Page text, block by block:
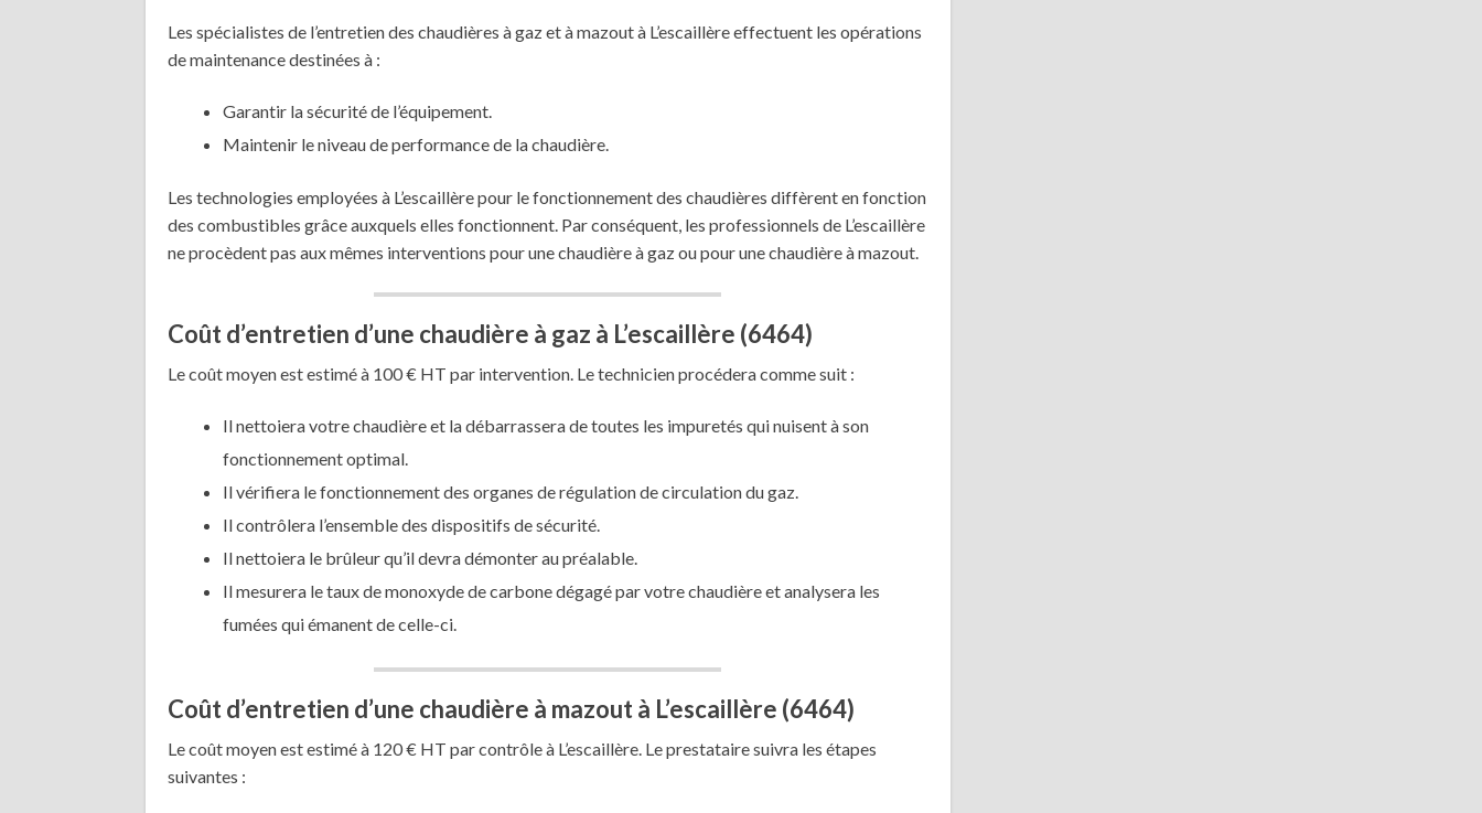
Les spécialistes de l’entretien des chaudières à gaz et à mazout à L’escaillère effectuent les opérations
de maintenance destinées à :
Garantir la sécurité de l’équipement.
Maintenir le niveau de performance de la chaudière.
Les technologies employées à L’escaillère pour le fonctionnement des chaudières diffèrent en fonction
des combustibles grâce auxquels elles fonctionnent. Par conséquent, les professionnels de L’escaillère
ne procèdent pas aux mêmes interventions pour une chaudière à gaz ou pour une chaudière à mazout.
Coût d’entretien d’une chaudière à gaz à L’escaillère (6464)
Le coût moyen est estimé à 100 € HT par intervention. Le technicien procédera comme suit :
Il nettoiera votre chaudière et la débarrassera de toutes les impuretés qui nuisent à son
fonctionnement optimal.
Il vérifiera le fonctionnement des organes de régulation de circulation du gaz.
Il contrôlera l’ensemble des dispositifs de sécurité.
Il nettoiera le brûleur qu’il devra démonter au préalable.
Il mesurera le taux de monoxyde de carbone dégagé par votre chaudière et analysera les
fumées qui émanent de celle-ci.
Coût d’entretien d’une chaudière à mazout à L’escaillère (6464)
Le coût moyen est estimé à 120 € HT par contrôle à L’escaillère. Le prestataire suivra les étapes
suivantes :